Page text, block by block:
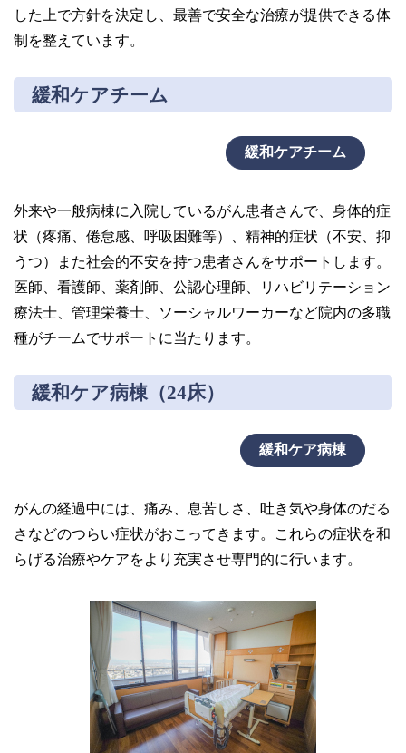
した上で方針を決定し、最善で安全な治療が提供できる体
制を整えています。
緩和ケアチーム
緩和ケアチーム
外来や一般病棟に入院しているがん患者さんで、身体的症
状（疼痛、倦怠感、呼吸困難等）、精神的症状（不安、抑
うつ）また社会的不安を持つ患者さんをサポートします。
医師、看護師、薬剤師、公認心理師、リハビリテーション
療法士、管理栄養士、ソーシャルワーカーなど院内の多職
種がチームでサポートに当たります。
緩和ケア病棟（24床）
緩和ケア病棟
がんの経過中には、痛み、息苦しさ、吐き気や身体のだる
さなどのつらい症状がおこってきます。これらの症状を和
らげる治療やケアをより充実させ専門的に行います。